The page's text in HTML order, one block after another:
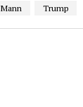
Mann Trump